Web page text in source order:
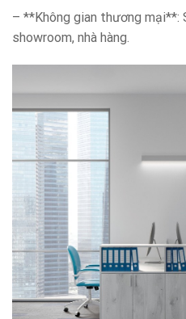
– **Không gian thương mại**:
showroom, nhà hàng.